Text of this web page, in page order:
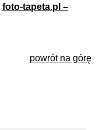
foto-tapeta.pl –
powrót na górę